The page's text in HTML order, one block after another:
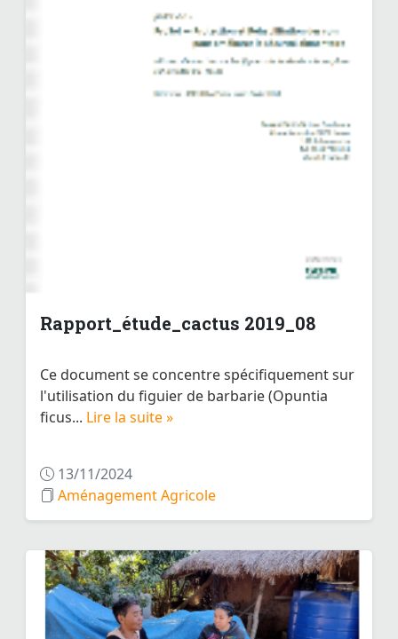
Rapport_étude_cactus 2019_08
Ce document se concentre spécifiquement sur
l'utilisation du figuier de barbarie (Opuntia
ficus... Lire la suite »
13/11/2024
Aménagement Agricole